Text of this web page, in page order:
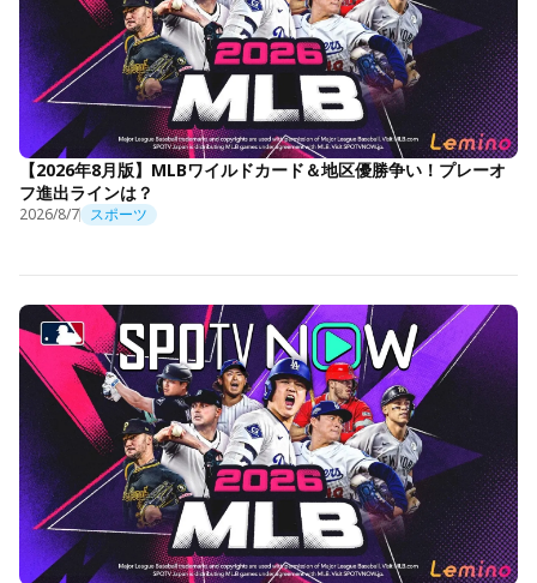
【2026年8月版】MLBワイルドカード＆地区優勝争い！プレーオ
フ進出ラインは？
2026/8/7 スポーツ